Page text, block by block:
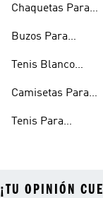
Chaquetas Para
Buzos Para
Tenis Blanco
Camisetas Para
Tenis Para
¡TU OPINIÓN